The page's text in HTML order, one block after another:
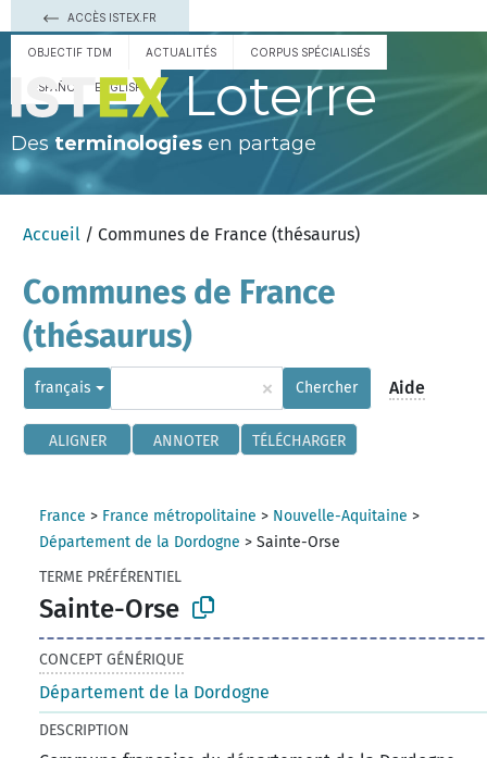
ACCÈS ISTEX.FR
OBJECTIF TDM ACTUALITÉS CORPUS SPÉCIALISÉS
ESPAÑOL ENGLISH Loterre
Des terminologies en partage
Accueil / Communes de France (thésaurus)
Communes de France
(thésaurus)
français × Chercher Aide
ALIGNER ANNOTER TÉLÉCHARGER
France > France métropolitaine > Nouvelle-Aquitaine >
Département de la Dordogne >Sainte-Orse
TERME PRÉFÉRENTIEL
Sainte-Orse
CONCEPT GÉNÉRIQUE
Département de la Dordogne
DESCRIPTION